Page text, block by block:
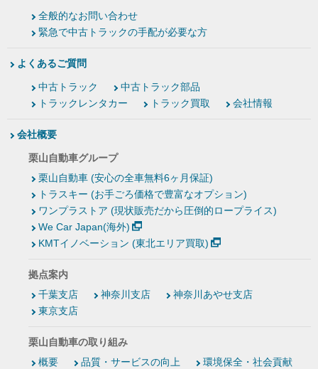
全般的なお問い合わせ
緊急で中古トラックの手配が必要な方
よくあるご質問
中古トラック
中古トラック部品
トラックレンタカー
トラック買取 会社情報
会社概要
栗山自動車グループ
栗山自動車 (安心の全車無料6ヶ月保証)
トラスキー (お手ごろ価格で豊富なオプション)
ワンプラストア (現状販売だから圧倒的ロープライス)
We Car Japan(海外)
KMTイノベーション (東北エリア買取)
拠点案内
千葉支店
神奈川支店
神奈川あやせ支店
東京支店
栗山自動車の取り組み
概要
品質・サービスの向上
環境保全・社会貢献